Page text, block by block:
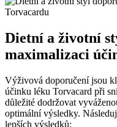
Dietní a životní
maximalizaci
Výživová doporučení jsou
účinku léku Torvacard při
důležité dodržovat
optimální výsledky.
lepších výsledků: